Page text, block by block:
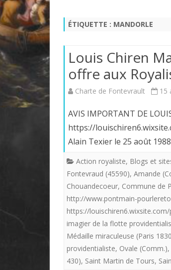
ÉTIQUETTE : MANDORLE
Louis Chiren
offre aux
Charte de Fontevrault 15
AVIS IMPORTANT DE
https://
Alain Texier le 25 août
Action royaliste, Blogs et
Fontevraud (45590), Amande
Chouandecoeur, Commune de
http://www.pontmain-
https://
imagier de la flotte
Médaille miraculeuse (Paris
providentialiste, Ovale (Comm.),
430), Saint Martin de Tours,